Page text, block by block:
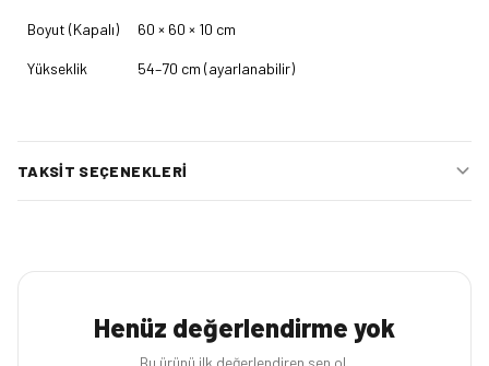
Boyut (Kapalı) 60 × 60 × 10 cm
Yükseklik 54–70 cm (ayarlanabilir)
TAKSIT SEÇENEKLERI
Henüz değerlendirme yok
Bu ürünü ilk değerlendiren sen ol.